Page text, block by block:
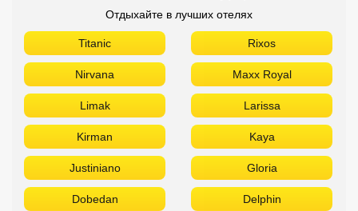
Отдыхайте в лучших отелях
Titanic Rixos
Nirvana Maxx Royal
Limak Larissa
Kirman Kaya
Justiniano Gloria
Dobedan Delphin